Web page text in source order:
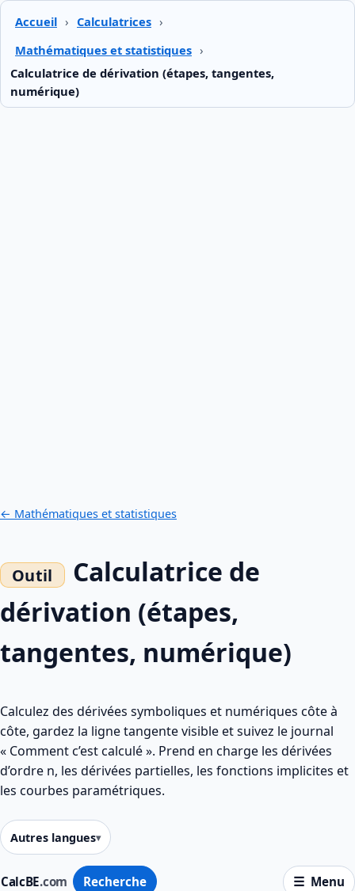
Accueil › Calculatrices ›
Mathématiques et statistiques ›
Calculatrice de dérivation (étapes, tangentes,
numérique)
CalcBE.com Recherche Menu
← Mathématiques et statistiques
Calculatrice de
dérivation (étapes,
tangentes, numérique)
Calculez des dérivées symboliques et numériques côte à
côte, gardez la ligne tangente visible et suivez le journal
« Comment c’est calculé ». Prend en charge les dérivées
d’ordre n, les dérivées partielles, les fonctions implicites et
les courbes paramétriques.
Autres langues